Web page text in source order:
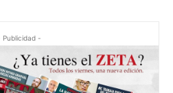
Publicidad -